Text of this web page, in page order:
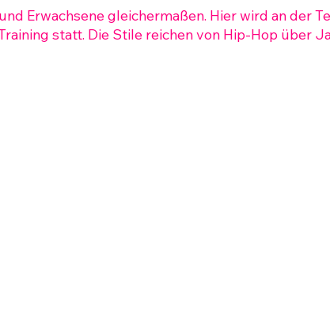
Erwachsene gleichermaßen. Hier wird an der
statt. Die Stile reichen von Hip-Hop über